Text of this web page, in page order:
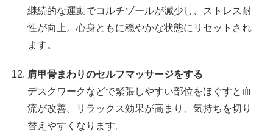
継続的な運動でコルチゾールが減少し、ストレス耐
性が向上。心身ともに穏やかな状態にリセットされ
ます。
肩甲骨まわりのセルフマッサージをする
デスクワークなどで緊張しやすい部位をほぐすと血
流が改善。リラックス効果が高まり、気持ちを切り
替えやすくなります。